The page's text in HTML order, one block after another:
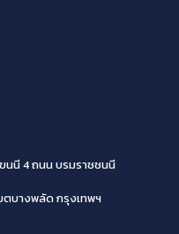
นี 4 ถนน บรมราชชนนี
ตบางพลัดกรุงเทพฯ